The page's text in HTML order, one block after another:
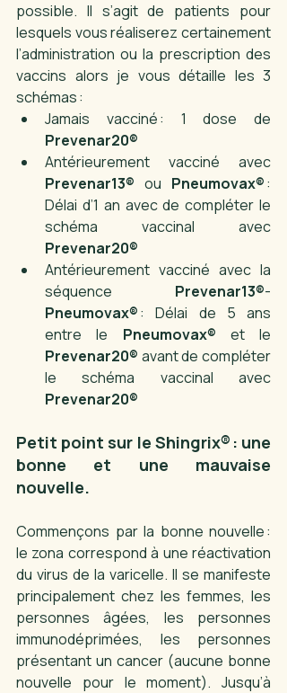
possible. Il s’agit de patients pour
lesquels vous réaliserez certainement
l’administration ou la prescription des
vaccins alors je vous détaille les 3
schémas :
Prevenar20®
Prevenar13® ou Pneumovax® :
Délai d’1 an avec de compléter le
Prevenar20®
Antérieurement vacciné avec la
séquence Prevenar13®-
Pneumovax® : Délai de 5 ans
entre le Pneumovax®
Prevenar20® avant de compléter
Prevenar20®
Petit point sur le Shingrix® : une
bonne et une mauvaise
nouvelle.
Commençons par la bonne nouvelle :
le zona correspond à une réactivation
du virus de la varicelle. Il se manifeste
principalement chez les femmes, les
personnes âgées, les personnes
immunodéprimées, les personnes
présentant un cancer (aucune bonne
nouvelle pour le moment). Jusqu’à